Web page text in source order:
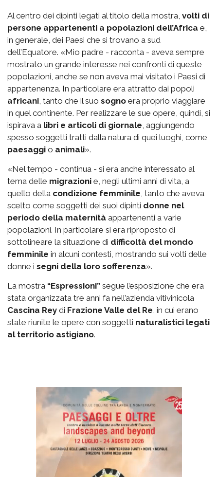
Al centro dei dipinti legati al titolo della mostra, volti di
persone appartenenti a popolazioni dell’Africa e,
in generale, dei Paesi che si trovano a sud
dell’Equatore. «Mio padre - racconta - aveva sempre
mostrato un grande interesse nei confronti di queste
popolazioni, anche se non aveva mai visitato i Paesi di
appartenenza. In particolare era attratto dai popoli
africani , tanto che il suo sogno era proprio viaggiare
in quel continente. Per realizzare le sue opere, quindi, si
ispirava a libri e articoli di giornale , aggiungendo
spesso soggetti tratti dalla natura di quei luoghi, come
paesaggi o animali».
«Nel tempo - continua - si era anche interessato al
tema delle migrazioni e, negli ultimi anni di vita, a
quello della condizione femminile , tanto che aveva
scelto come soggetti dei suoi dipinti donne nel
periodo della maternità appartenenti a varie
popolazioni. In particolare si era riproposto di
sottolineare la situazione di difficoltà del mondo
femminile in alcuni contesti, mostrando sui volti delle
donne i segni della loro sofferenza».
La mostra “Espressioni” segue l’esposizione che era
stata organizzata tre anni fa nell’azienda vitivinicola
Cascina Rey di Frazione Valle del Re , in cui erano
state riunite le opere con soggetti naturalistici legati
al territorio astigiano.